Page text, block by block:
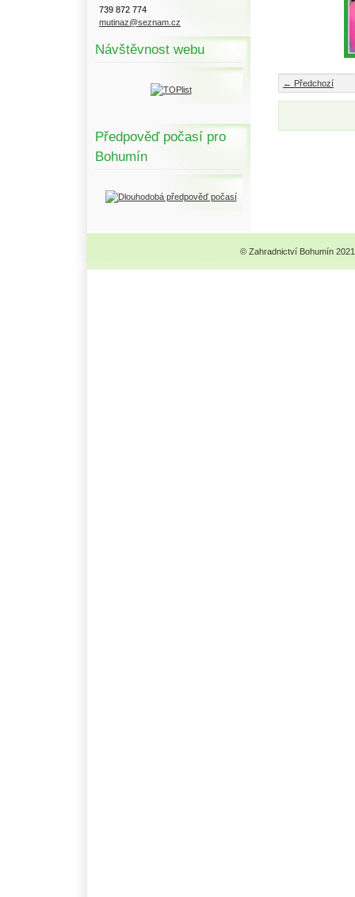
739 872 774
mutinaz@seznam.cz
Návštěvnost webu
Předpověď počasí pro
Bohumín
← Předchozí
© Zahradnictví Bohumín